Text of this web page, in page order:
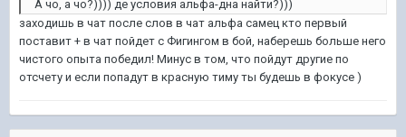
А чо, а чо?)))) де условия альфа-дна найти?)))
заходишь в чат после слов в чат альфа самец кто первый
поставит + в чат пойдет с Фигингом в бой, наберешь больше него
чистого опыта победил! Минус в том, что пойдут другие по
отсчету и если попадут в красную тиму ты будешь в фокусе )